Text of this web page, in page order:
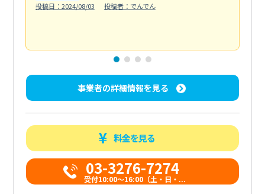
投稿日：2024/08/03
投稿者：でんでん
事業者の詳細情報を見る
料金を見る
03-3276-7274
受付10:00〜16:00（土・日・...